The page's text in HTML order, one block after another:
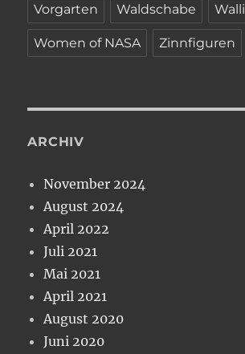
Vorgarten Waldschabe Walli
Women of NASA Zinnfiguren
ARCHIV
November 2024
August 2024
April 2022
Juli 2021
Mai 2021
April 2021
August 2020
Juni 2020